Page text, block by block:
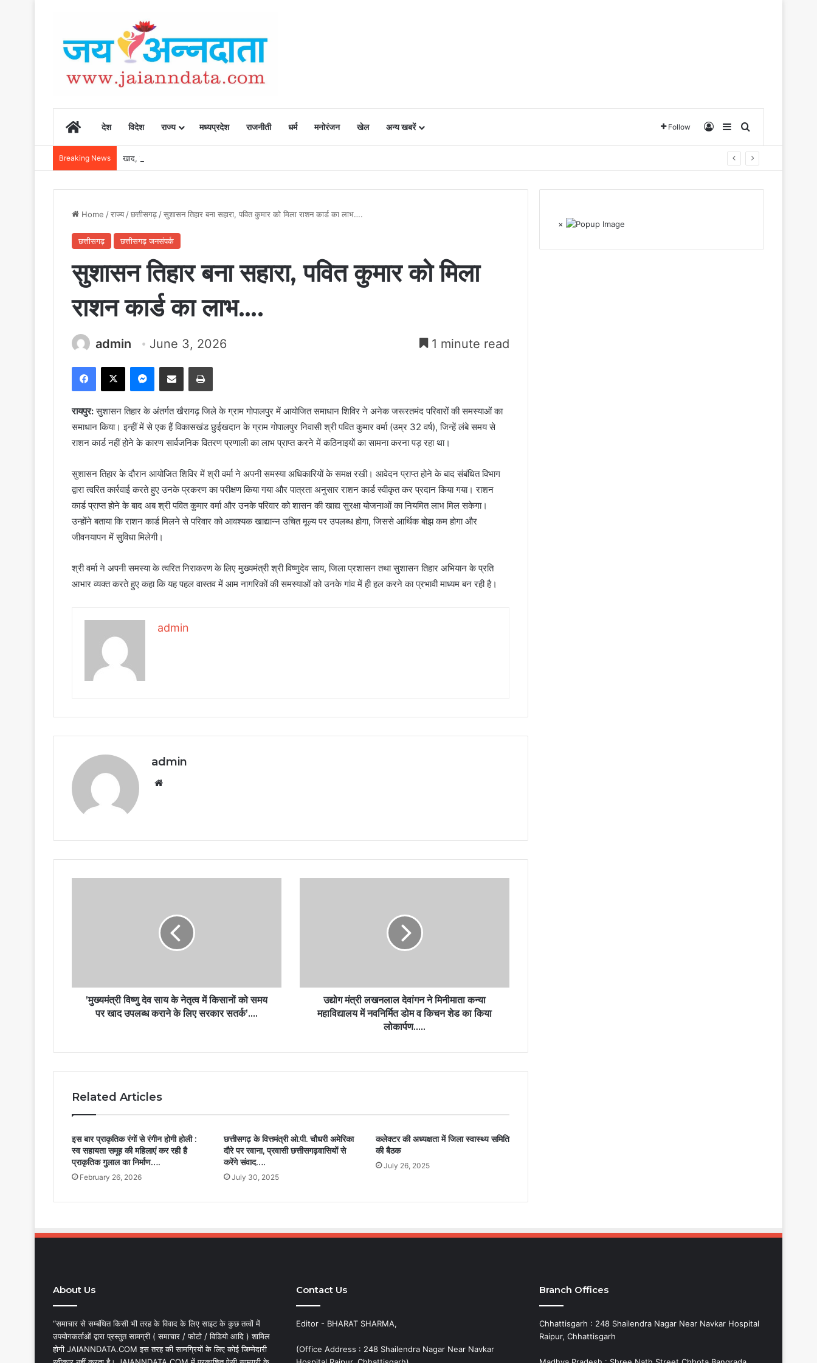
Homeदेश विदेश राज्य मध्यप्रदेश राजनीती धर्म मनोरंजन खेल अन्य खबरें Follow Log InSidebarSearch for
Breaking News खाद, बीज और उर्वरकों की समय पर उपलब्धता से किसानों में उत्साह, नैनो डीएपी और नैनो यूरिया बने किसानों के भरोसेमंद कृषि साथी…..
Home /राज्य/छत्तीसगढ़/सुशासन तिहार बना सहारा, पवित कुमार को मिला राशन कार्ड का लाभ….
छत्तीसगढ़ छत्तीसगढ़ जनसंपर्क
सुशासन तिहार बना सहारा, पवित कुमार को मिला
राशन कार्ड का लाभ….
admin June 3, 2026 1 minute read
Facebook
X Messenger
Share via Email Print
रायपुर:सुशासन तिहार के अंतर्गत खैरागढ़ जिले के ग्राम गोपालपुर में आयोजित समाधान शिविर ने अनेक जरूरतमंद परिवारों की समस्याओं का
समाधान किया। इन्हीं में से एक हैं विकासखंड छुईखदान के ग्राम गोपालपुर निवासी श्री पवित कुमार वर्मा (उम्र 32 वर्ष), जिन्हें लंबे समय से
राशन कार्ड नहीं होने के कारण सार्वजनिक वितरण प्रणाली का लाभ प्राप्त करने में कठिनाइयों का सामना करना पड़ रहा था।
सुशासन तिहार के दौरान आयोजित शिविर में श्री वर्मा ने अपनी समस्या अधिकारियों के समक्ष रखी। आवेदन प्राप्त होने के बाद संबंधित विभाग
द्वारा त्वरित कार्रवाई करते हुए उनके प्रकरण का परीक्षण किया गया और पात्रता अनुसार राशन कार्ड स्वीकृत कर प्रदान किया गया। राशन
कार्ड प्राप्त होने के बाद अब श्री पवित कुमार वर्मा और उनके परिवार को शासन की खाद्य सुरक्षा योजनाओं का नियमित लाभ मिल सकेगा।
उन्होंने बताया कि राशन कार्ड मिलने से परिवार को आवश्यक खाद्यान्न उचित मूल्य पर उपलब्ध होगा, जिससे आर्थिक बोझ कम होगा और
जीवनयापन में सुविधा मिलेगी।
श्री वर्मा ने अपनी समस्या के त्वरित निराकरण के लिए मुख्यमंत्री श्री विष्णुदेव साय, जिला प्रशासन तथा सुशासन तिहार अभियान के प्रति
आभार व्यक्त करते हुए कहा कि यह पहल वास्तव में आम नागरिकों की समस्याओं को उनके गांव में ही हल करने का प्रभावी माध्यम बन रही है।
admin
admin
’मुख्यमंत्री विष्णु देव साय के नेतृत्व में किसानों को समय
पर खाद उपलब्ध कराने के लिए सरकार सतर्क’….
उद्योग मंत्री लखनलाल देवांगन ने मिनीमाता कन्या
महाविद्यालय में नवनिर्मित डोम व किचन शेड का किया
लोकार्पण…..
Related Articles
इस बार प्राकृतिक रंगों से रंगीन होगी होली :
स्व सहायता समूह की महिलाएं कर रही है
प्राकृतिक गुलाल का निर्माण….
February 26, 2026
छत्तीसगढ़ के वित्तमंत्री ओ.पी. चौधरी अमेरिका
दौरे पर रवाना, प्रवासी छत्तीसगढ़वासियों से
करेंगे संवाद….
July 30, 2025
कलेक्टर की अध्यक्षता में जिला स्वास्थ्य समिति
की बैठक
July 26, 2025
×
About Us
“समाचार से सम्बंधित किसी भी तरह के विवाद के लिए साइट के कुछ तत्वों में
उपयोगकर्ताओं द्वारा प्रस्तुत सामग्री ( समाचार / फोटो / विडियो आदि ) शामिल
होगी JAIANNDATA.COM इस तरह की सामग्रियों के लिए कोई जिम्मेदारी
Contact Us
Editor - BHARAT SHARMA,
(Office Address : 248 Shailendra Nagar Near Navkar
Branch Offices
Chhattisgarh : 248 Shailendra Nagar Near Navkar Hospital
Raipur, Chhattisgarh